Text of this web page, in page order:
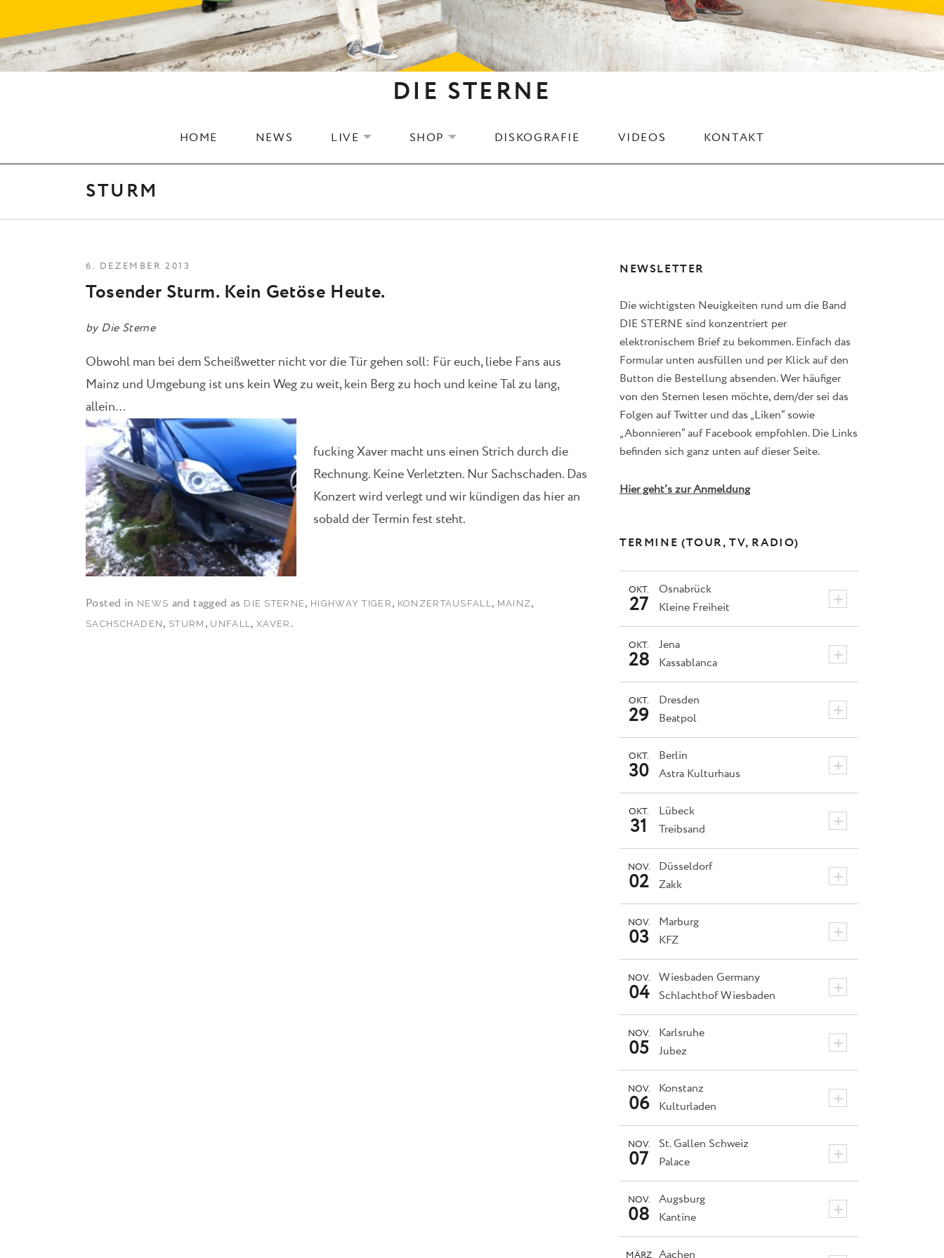
DIE STERNE
HOME NEWS LIVE EXPAND SUBMENU
SHOP EXPAND SUBMENU
DISKOGRAFIE VIDEOS KONTAKT
STURM
Tosender Sturm. Kein Getöse Heute.
by Die Sterne
6. DEZEMBER 2013
Obwohl man bei dem Scheißwetter nicht vor die Tür gehen soll: Für euch, liebe Fans aus
Mainz und Umgebung ist uns kein Weg zu weit, kein Berg zu hoch und keine Tal zu lang,
allein…
fucking Xaver macht uns einen Strich durch die
Rechnung. Keine Verletzten. Nur Sachschaden. Das
Konzert wird verlegt und wir kündigen das hier an
sobald der Termin fest steht.
Posted in NEWS and tagged as DIE STERNE, HIGHWAY TIGER , KONZERTAUSFALL, MAINZ,
SACHSCHADEN , STURM , UNFALL,XAVER .
NEWSLETTER
Die wichtigsten Neuigkeiten rund um die Band
DIE STERNE sind konzentriert per
elektronischem Brief zu bekommen. Einfach das
Formular unten ausfüllen und per Klick auf den
Button die Bestellung absenden. Wer häufiger
von den Sternen lesen möchte, dem/der sei das
Folgen auf Twitter und das „Liken“ sowie
„Abonnieren“ auf Facebook empfohlen. Die Links
befinden sich ganz unten auf dieser Seite.
Hier geht’s zur Anmeldung
TERMINE (TOUR, TV, RADIO)
Osnabrück +
OKT.
27 Kleine Freiheit
Jena +
OKT.
28 Kassablanca
Dresden +
OKT.
29 Beatpol
Berlin +
OKT.
30 Astra Kulturhaus
Lübeck +
OKT.
31 Treibsand
Düsseldorf +
NOV.
02 Zakk
Marburg +
NOV.
03 KFZ
Wiesbaden Germany +
NOV.
04 Schlachthof Wiesbaden
Karlsruhe +
NOV.
05 Jubez
Konstanz +
NOV.
06 Kulturladen
St. Gallen Schweiz +
NOV.
07 Palace
Augsburg +
NOV.
08 Kantine